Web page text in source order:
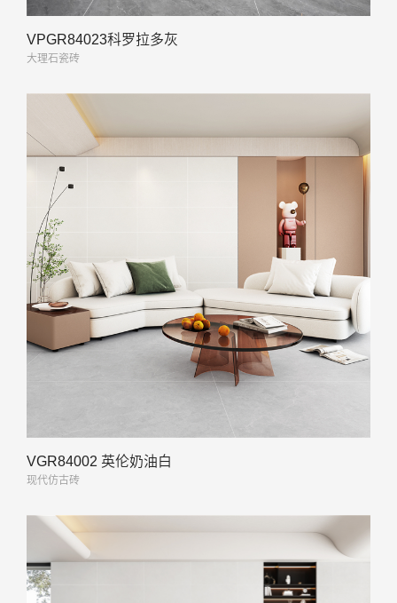
VPGR84023科罗拉多灰
大理石瓷砖
VGR84002 英伦奶油白
现代仿古砖